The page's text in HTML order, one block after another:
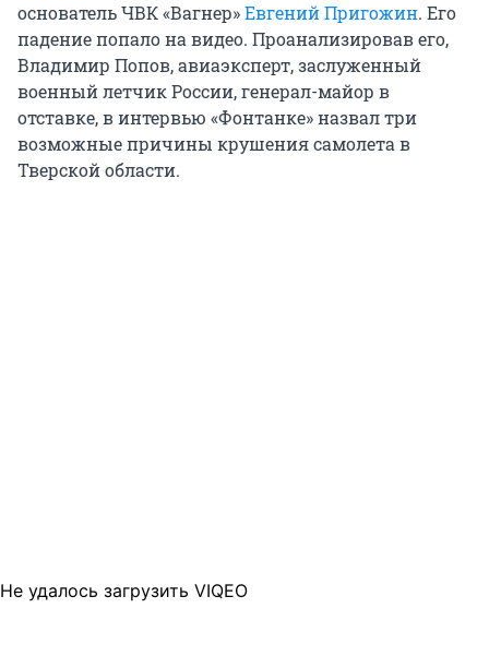
основатель ЧВК «Вагнер»ЕвгенийПригожин. Его
падение попало на видео. Проанализировав его,
Владимир Попов, авиаэксперт, заслуженный
военный летчик России, генерал-майор в
отставке, в интервью «Фонтанке» назвал три
возможные причины крушения самолета в
Тверской области.
Не удалось загрузить VIQEO